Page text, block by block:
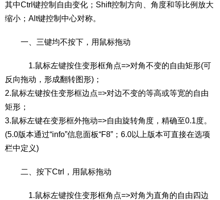
其中Ctrl键控制自由变化；Shift控制方向、角度和等比例放大
缩小；Alt键控制中心对称。
一、三键均不按下，用鼠标拖动
1.鼠标左键按住变形框角点=>对角不变的自由矩形(可
反向拖动，形成翻转图形)；
2.鼠标左键按住变形框边点=>对边不变的等高或等宽的自由
矩形；
3.鼠标左键在变形框外拖动=>自由旋转角度，精确至0.1度。
(5.0版本通过“info”信息面板“F8”；6.0以上版本可直接在选项
栏中定义)
二、按下Ctrl，用鼠标拖动
1.鼠标左键按住变形框角点=>对角为直角的自由四边